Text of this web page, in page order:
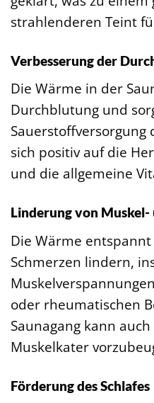
strahlenderen Teint
Verbesserung der
Die Wärme in der
Durchblutung und
Sauerstoffversorgung
sich positiv auf die
und die allgemeine
Linderung von Muskel-
Die Wärme
Schmerzen lindern,
oder rheumatischen
Saunagang kann
Muskelkater
Förderung des Schlafes